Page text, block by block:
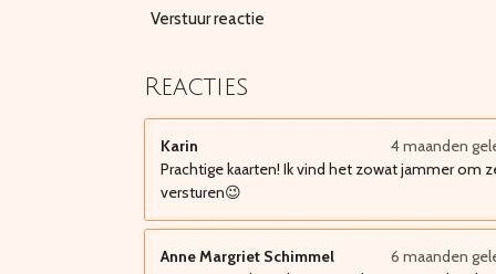
Verstuur reactie
Reacties
Karin
4 maanden
Prachtige kaarten! Ik vind het zowat jammer om
versturen😉
Anne Margriet Schimmel
6 maanden